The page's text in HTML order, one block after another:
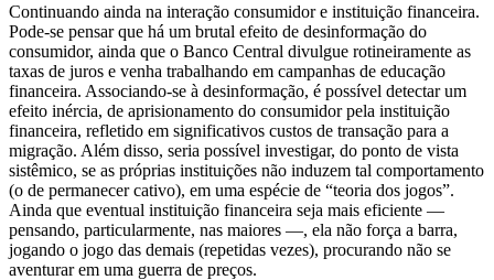
Continuando ainda na interação consumidor e instituição financeira.
Pode-se pensar que há um brutal efeito de desinformação do
consumidor, ainda que o Banco Central divulgue rotineiramente as
taxas de juros e venha trabalhando em campanhas de educação
financeira. Associando-se à desinformação, é possível detectar um
efeito inércia, de aprisionamento do consumidor pela instituição
financeira, refletido em significativos custos de transação para a
migração. Além disso, seria possível investigar, do ponto de vista
sistêmico, se as próprias instituições não induzem tal comportamento
(o de permanecer cativo), em uma espécie de “teoria dos jogos”.
Ainda que eventual instituição financeira seja mais eficiente —
pensando, particularmente, nas maiores —, ela não força a barra,
jogando o jogo das demais (repetidas vezes), procurando não se
aventurar em uma guerra de preços.